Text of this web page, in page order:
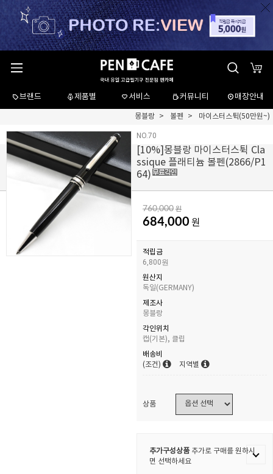
브랜드 제품별 서비스 커뮤니티 매장안내
몽블랑 볼펜 마이스터스튁(50만원~)
NO.70
[10%]몽블랑 마이스터스튁 Cla
ssique 플래티늄 볼펜(2866/P1
64)
760,000 원
684,000 원
적립금
6,800원
원산지
독일(GERMANY)
제조사
몽블랑
각인위치
캡(기본), 클립
배송비
(조건)
지역별
상품
추가구성상품추가로 구매를 원하시
면 선택하세요